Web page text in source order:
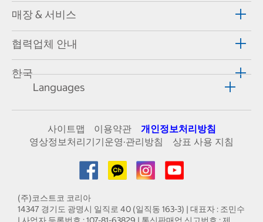
매장 & 서비스
협력업체 안내
한국
Languages
사이트맵 이용약관
개인정보처리방침
영상정보처리기기운영·관리방침
상표 사용 지침
(주)코스트코 코리아
14347 경기도 광명시 일직로 40 (일직동 163-3) | 대표자 : 조민수